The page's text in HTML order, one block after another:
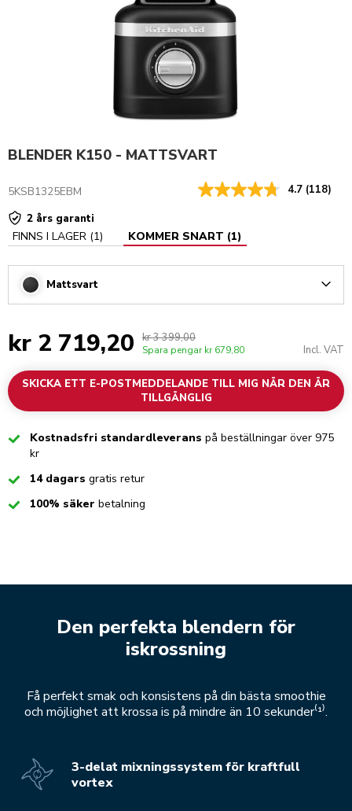
BLENDER K150 - MATTSVART
5KSB1325EBM 4.7 (118)
2 års garanti
FINNS I LAGER (1) KOMMER SNART (1)
Mattsvart
kr 2 719,20 kr 3 399,00
Spara pengar kr 679,80 Incl. VAT
SKICKA ETT E-POSTMEDDELANDE TILL MIG NÄR DEN ÄR
TILLGÄNGLIG
CheckedKostnadsfri standardleverans på beställningar över 975
kr
Checked14 dagars gratis retur
Checked100% säker betalning
Den perfekta blendern för
iskrossning
Få perfekt smak och konsistens på din bästa smoothie
och möjlighet att krossa is på mindre än 10 sekunder⁽¹⁾.
3-delat mixningssystem för kraftfull
vortex